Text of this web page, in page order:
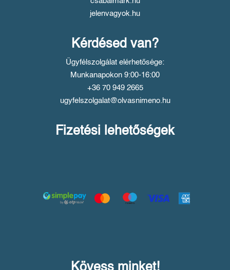
jelenvagyok.hu
Kérdésed van?
Ügyfélszolgálat elérhetősége:
Munkanapokon 9:00-16:00
+36 70 949 2665
ugyfelszolgalat@olvasnimeno.hu
Fizetési lehetőségek